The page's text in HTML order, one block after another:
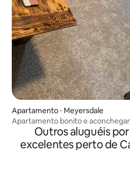
Apartamento ⋅ Meyersdale
Apartamento bonito e
Outros aluguéis
excelentes perto de